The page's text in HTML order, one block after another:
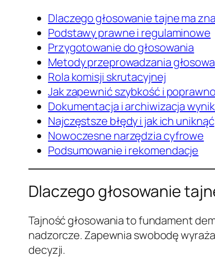
Dlaczego głosowanie tajne ma
Podstawy prawne i regulaminowe
Przygotowanie do głosowania
Metody przeprowadzania
Rola komisji skrutacyjnej
Jak zapewnić szybkość i
Dokumentacja i archiwizacja
Najczęstsze błędy i jak ich uniknąć
Nowoczesne narzędzia cyfrowe
Podsumowanie i rekomendacje
Dlaczego głosowanie
Tajność głosowania to fundament
nadzorcze. Zapewnia swobodę
decyzji.